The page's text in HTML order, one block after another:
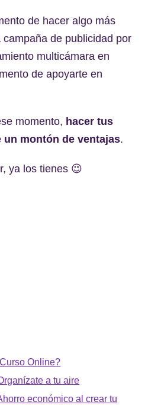
de hacer algo más
de publicidad por
multicámara en
de apoyarte en
momento, hacer tus
montón de ventajas.
ya los tienes 😉
Online?
a tu aire
económico al crear tu